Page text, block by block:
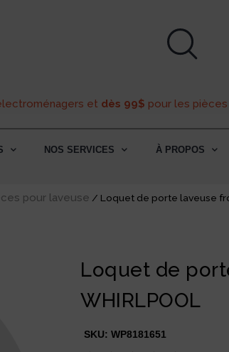
et dès 99$ pour les
NOS SERVICES À PROPOS
pour laveuse / Loquet de porte laveuse
Loquet de
WHIRLPOOL
SKU:WP8181651